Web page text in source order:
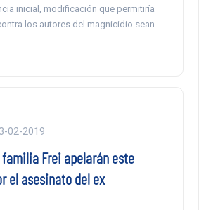
inicial, modificación que permitiría
los autores del magnicidio sean
02-2019
Frei apelarán este
el asesinato del ex